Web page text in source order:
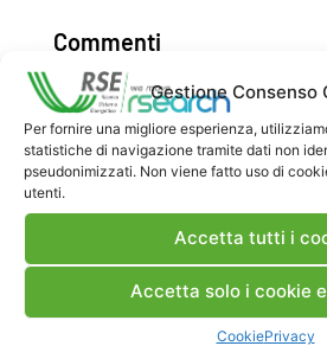
Gestione Consenso
Per fornire una migliore esperienza,
statistiche di navigazione tramite dati non
pseudonimizzati. Non viene fatto uso di
utenti.
Accetta tutti i
Accetta solo i cookie
CookiePrivacy
Commenti
Pubblica un